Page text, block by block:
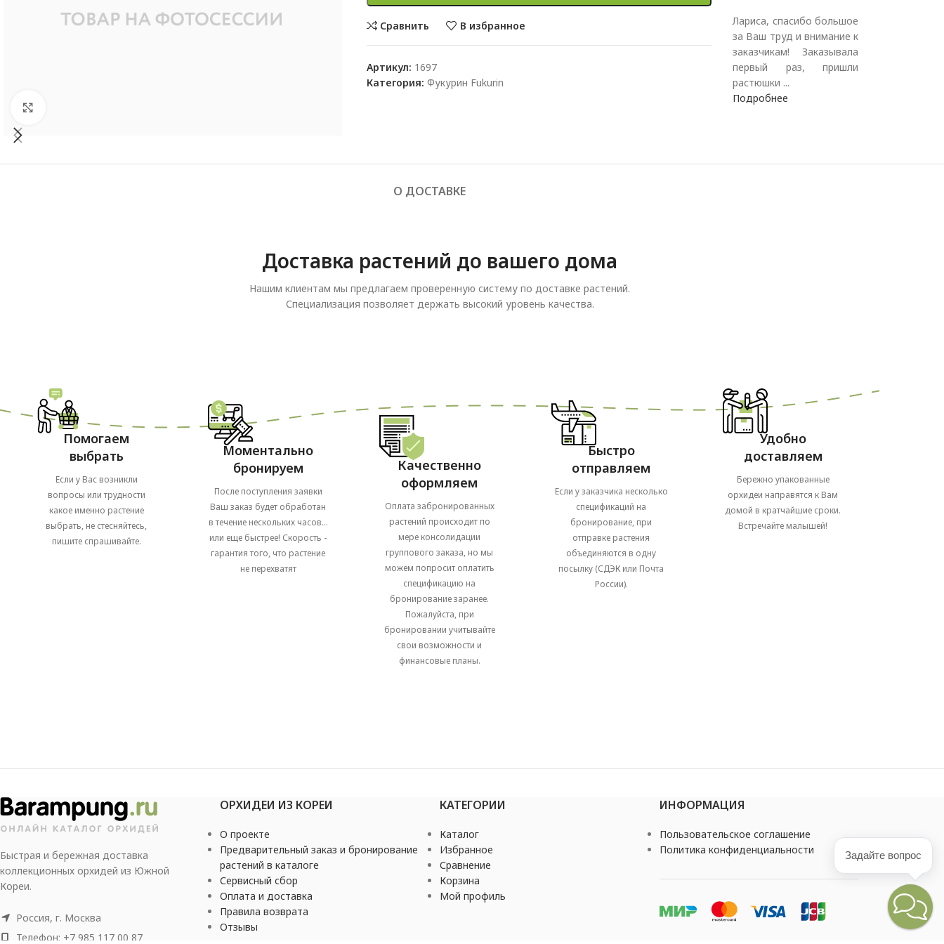
Сравнить В избранное
Артикул: 1697
Категория: Фукурин Fukurin
Лариса, спасибо большое
за Ваш труд и внимание к
заказчикам! Заказывала
первый раз, пришли
растюшки ...
Подробнее
О ДОСТАВКЕ
Доставка растений до вашего дома
Нашим клиентам мы предлагаем проверенную систему по доставке растений.
Специализация позволяет держать высокий уровень качества.
Помогаем
выбрать
Если у Вас возникли
вопросы или трудности
какое именно растение
выбрать, не стесняйтесь,
пишите спрашивайте.
Моментально
бронируем
После поступления заявки
Ваш заказ будет обработан
в течение нескольких часов...
или еще быстрее! Скорость -
гарантия того, что растение
не перехватят
Качественно
оформляем
Оплата забронированных
растений происходит по
мере консолидации
группового заказа, но мы
можем попросит оплатить
спецификацию на
бронирование заранее.
Пожалуйста, при
бронировании учитывайте
свои возможности и
финансовые планы.
Быстро
отправляем
Если у заказчика несколько
спецификаций на
бронирование, при
отправке растения
объединяются в одну
посылку (СДЭК или Почта
России).
Удобно
доставляем
Бережно упакованные
орхидеи направятся к Вам
домой в кратчайшие сроки.
Встречайте малышей!
Быстрая и бережная доставка
коллекционных орхидей из Южной
Кореи.
Россия, г. Москва
Телефон: +7 985 117 00 87
ОРХИДЕИ ИЗ КОРЕИ
О проекте
Предварительный заказ и бронирование
растений в каталоге
Сервисный сбор
Оплата и доставка
Правила возврата
Отзывы
КАТЕГОРИИ
Каталог
Избранное
Сравнение
Корзина
Мой профиль
ИНФОРМАЦИЯ
Пользовательское соглашение
Политика конфиденциальности
Задайте вопрос